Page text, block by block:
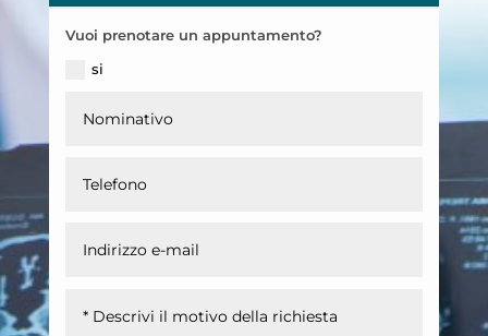
Vuoi prenotare un appuntamento?
si